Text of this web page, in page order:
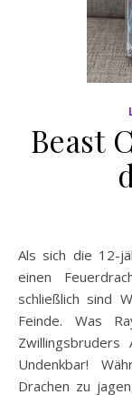
Beast
Als sich die 12-jährige Rayna umzingelt von Eiswölfen in
einen
schließlich sind
Feinde. Was
Undenkbar!
Drachen zu